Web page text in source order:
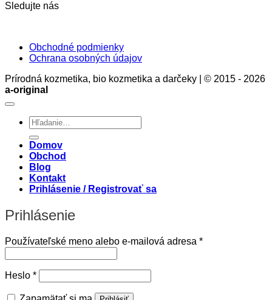
Sledujte nás
Obchodné podmienky
Ochrana osobných údajov
Prírodná kozmetika, bio kozmetika a darčeky | © 2015 - 2026
a-original
Hľadať:
Domov
Obchod
Blog
Kontakt
Prihlásenie / Registrovať sa
Prihlásenie
Používateľské meno alebo e-mailová adresa *Povinné
Heslo *Povinné